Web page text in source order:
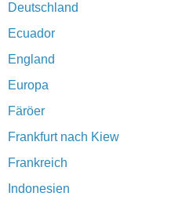
Deutschland
Ecuador
England
Europa
Färöer
Frankfurt nach Kiew
Frankreich
Indonesien